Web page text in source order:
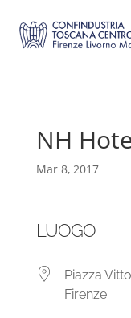
NH
Mar 8, 2017
LUOGO
Piazza
Firenze